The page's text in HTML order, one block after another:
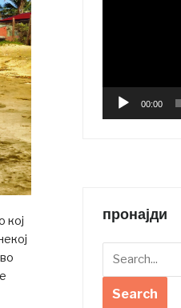
кој
00:00
пронајди